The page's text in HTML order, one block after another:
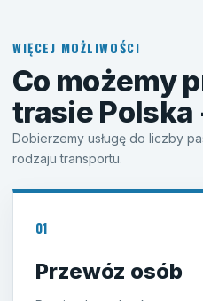
WIĘCEJ MOŻLIWOŚCI
Co możemy
trasie Polska
Dobierzemy usługę do liczby
rodzaju transportu.
01
Przewóz osób